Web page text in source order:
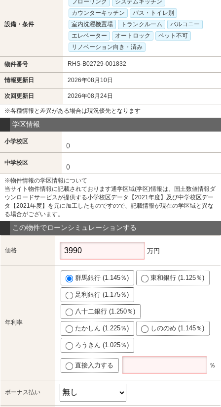
設備・条件
フローリング
システムキッチン
カウンターキッチン
バス・トイレ別
室内洗濯機置場
トランクルーム
バルコニー
エレベーター
オートロック
ペット不可
リノベーション向き・済み
物件番号 RHS-B02729-001832
情報更新日 2026年08月10日
次回更新日 2026年08月24日
※各種情報と差異がある場合は現況優先となります
学区情報
小学校区
()
中学校区
()
※物件情報の学区情報について
当サイト物件情報に記載されております通学区域(学区)情報は、国土数値情報ダ
ウンロードサービスが提供する小学校区データ【2021年度】及び中学校区デー
タ【2021年度】を元に加工したものですので、記載情報が現在の学区域と異な
る場合がございます。
この物件でローンシミュレーションする
価格 万円
年利率
群馬銀行 (1.145％) 東和銀行 (1.125％)
足利銀行 (1.175％)
八十二銀行 (1.250％)
たかしん (1.225％) しののめ (1.145％)
ろうきん (1.025％)
直接入力する ％
ボーナス払い